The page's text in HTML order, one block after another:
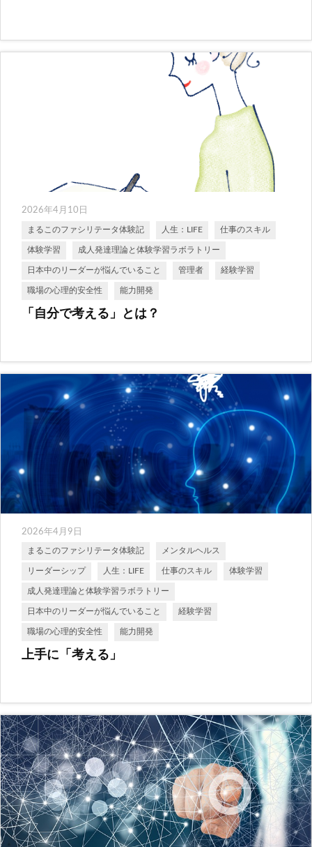
2026年4月10日
まるこのファシリテータ体験記 人生：LIFE 仕事のスキル
体験学習 成人発達理論と体験学習ラボラトリー
日本中のリーダーが悩んでいること 管理者 経験学習
職場の心理的安全性 能力開発
「自分で考える」とは？
2026年4月9日
まるこのファシリテータ体験記 メンタルヘルス
リーダーシップ 人生：LIFE 仕事のスキル 体験学習
成人発達理論と体験学習ラボラトリー
日本中のリーダーが悩んでいること 経験学習
職場の心理的安全性 能力開発
上手に「考える」